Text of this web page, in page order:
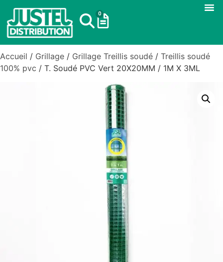
0
Accueil / Grillage / Grillage Treillis soudé / Treillis soudé
100% pvc / T. Soudé PVC Vert 20X20MM / 1M X 3ML